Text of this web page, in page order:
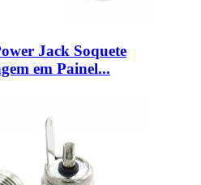
Jack Soquete
em Painel...